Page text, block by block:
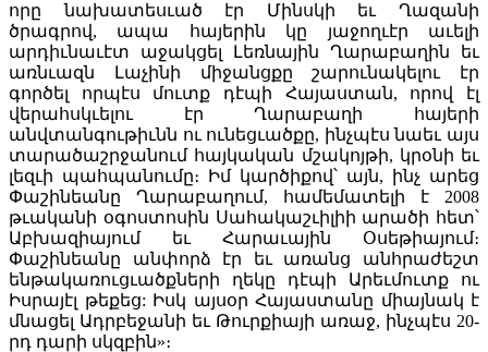
որը նախատեսւած էր Մինսկի եւ Ղազանի
ծրագրով, ապա հայերին կը յաջողւէր աւելի
արդիւնաւէտ աջակցել Լեռնային Ղարաբաղին եւ
առնւազն Լաչինի միջանցքը շարունակելու էր
գործել որպէս մուտք դէպի Հայաստան, որով էլ
վերահսկւելու էր Ղարաբաղի հայերի
անվտանգութիւնն ու ունեցւածքը, ինչպէս նաեւ այս
տարածաշրջանում հայկական մշակոյթի, կրօնի եւ
լեզւի պահպանումը։ Իմ կարծիքով՝ այն, ինչ արեց
Փաշինեանը Ղարաբաղում, համեմատելի է 2008
թւականի օգոստոսին Սահակաշւիլիի արածի հետ՝
Աբխազիայում եւ Հարաւային Օսեթիայում։
Փաշինեանը անփորձ էր եւ առանց անհրաժեշտ
ենթակառուցւածքների ղեկը դէպի Արեւմուտք ու
Իսրայէլ թեքեց: Իսկ այսօր Հայաստանը միայնակ է
մնացել Ադրբեջանի եւ Թուրքիայի առաջ, ինչպէս 20-
րդ դարի սկզբին»։